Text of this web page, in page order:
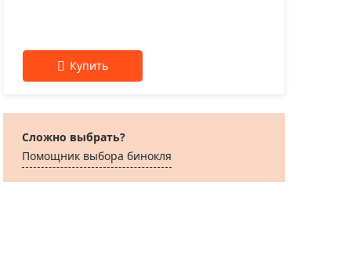
Сложно выбрать?
Помощник выбора бинокля